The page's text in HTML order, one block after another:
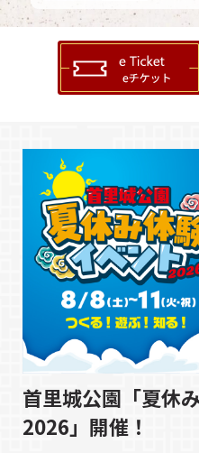
首里城公園「夏休
2026」開催！